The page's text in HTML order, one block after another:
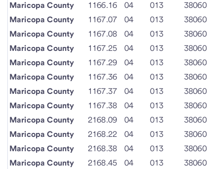
Maricopa County
1166.16 04 013
38060
Maricopa County
1167.07 04 013
38060
Maricopa County
1167.08 04 013
38060
Maricopa County
1167.25 04 013
38060
Maricopa County
1167.29 04 013
38060
Maricopa County
1167.36 04 013
38060
Maricopa County
1167.37 04 013
38060
Maricopa County
1167.38 04 013
38060
Maricopa County
2168.09 04 013
38060
Maricopa County
2168.22 04 013
38060
Maricopa County
2168.38 04 013
38060
Maricopa County
2168.45 04 013
38060